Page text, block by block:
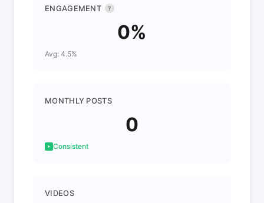
ENGAGEMENT ?
0%
Avg: 4.5%
MONTHLY POSTS
0
Consistent
VIDEOS